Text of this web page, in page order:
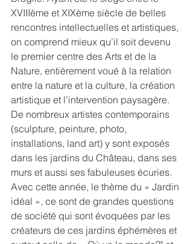
XVIIIème et XIXème siècle de belles
rencontres intellectuelles et artistiques,
on comprend mieux qu’il soit devenu
le premier centre des Arts et de la
Nature, entièrement voué à la relation
entre la nature et la culture, la création
artistique et l’intervention paysagère.
De nombreux artistes contemporains
(sculpture, peinture, photo,
installations, land art) y sont exposés
dans les jardins du Château, dans ses
murs et aussi ses fabuleuses écuries.
Avec cette année, le thème du « Jardin
idéal », ce sont de grandes questions
de société qui sont évoquées par les
créateurs de ces jardins éphémères et